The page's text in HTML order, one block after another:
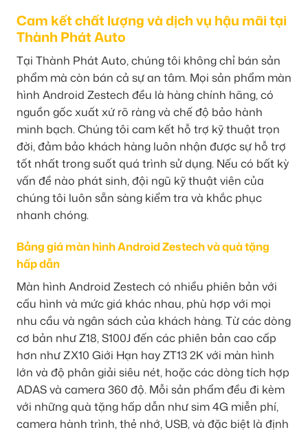
Cam kết chất lượng và dịch vụ hậu mãi tại
Thành Phát Auto
Tại Thành Phát Auto, chúng tôi không chỉ bán sản
phẩm mà còn bán cả sự an tâm. Mọi sản phẩm màn
hình Android Zestech đều là hàng chính hãng, có
nguồn gốc xuất xứ rõ ràng và chế độ bảo hành
minh bạch. Chúng tôi cam kết hỗ trợ kỹ thuật trọn
đời, đảm bảo khách hàng luôn nhận được sự hỗ trợ
tốt nhất trong suốt quá trình sử dụng. Nếu có bất kỳ
vấn đề nào phát sinh, đội ngũ kỹ thuật viên của
chúng tôi luôn sẵn sàng kiểm tra và khắc phục
nhanh chóng.
Bảng giá màn hình Android Zestech và quà tặng
hấp dẫn
Màn hình Android Zestech có nhiều phiên bản với
cấu hình và mức giá khác nhau, phù hợp với mọi
nhu cầu và ngân sách của khách hàng. Từ các dòng
cơ bản như Z18, S100J đến các phiên bản cao cấp
hơn như ZX10 Giới Hạn hay ZT13 2K với màn hình
lớn và độ phân giải siêu nét, hoặc các dòng tích hợp
ADAS và camera 360 độ. Mỗi sản phẩm đều đi kèm
với những quà tặng hấp dẫn như sim 4G miễn phí,
camera hành trình, thẻ nhớ, USB, và đặc biệt là định